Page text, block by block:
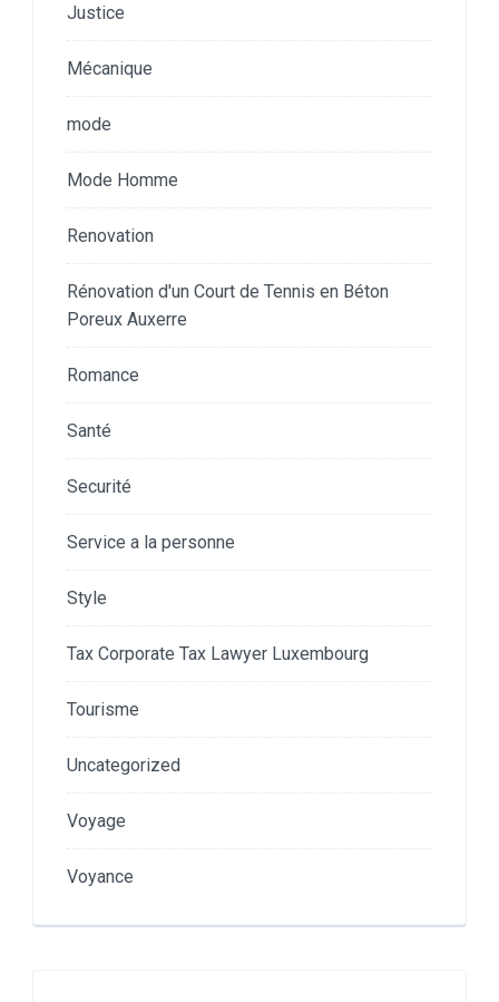
Justice
Mécanique
mode
Mode Homme
Renovation
Rénovation d'un Court de Tennis en Béton
Poreux Auxerre
Romance
Santé
Securité
Service a la personne
Style
Tax Corporate Tax Lawyer Luxembourg
Tourisme
Uncategorized
Voyage
Voyance